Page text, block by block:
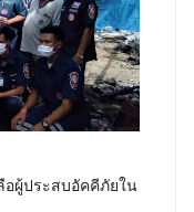
อผู้ประสบอัคคีภัยใน